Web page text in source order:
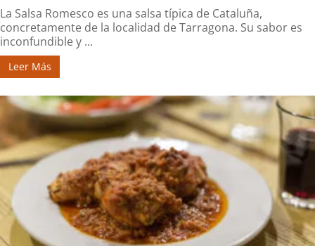
La Salsa Romesco es una salsa típica de Cataluña,
concretamente de la localidad de Tarragona. Su sabor es
inconfundible y ...
Leer Más